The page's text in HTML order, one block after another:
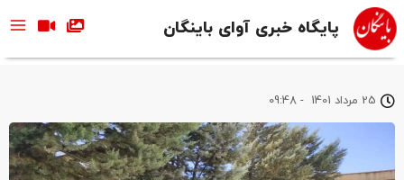
پایگاه خبری آوای باینگان
25 مرداد 1401 -
09:48